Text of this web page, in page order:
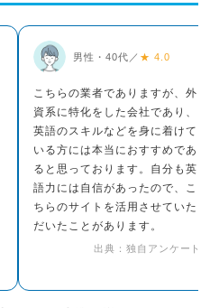
男性・40代／ ★ 4.0
こちらの業者でありますが、外
資系に特化をした会社であり、
英語のスキルなどを身に着けて
いる方には本当におすすめであ
ると思っております。自分も英
語力には自信があったので、こ
ちらのサイトを活用させていた
だいたことがあります。
出典：独自アンケート